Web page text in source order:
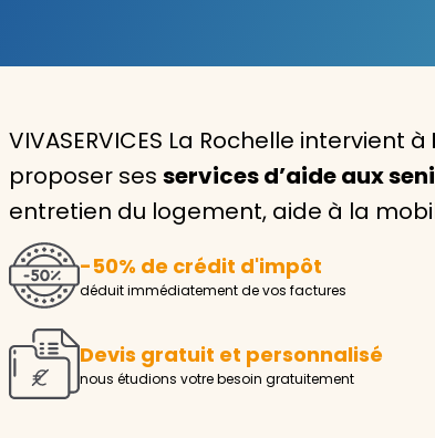
Aide à la personne
Seniors
Handicaps
Voir tous les services
VIVASERVICES La Rochelle intervient à
proposer ses services d’aide aux
entretien du logement, aide à la
-50% de crédit d'impôt
déduit immédiatement de vos factures
Devis gratuit et personnalisé
nous étudions votre besoin gratuitement